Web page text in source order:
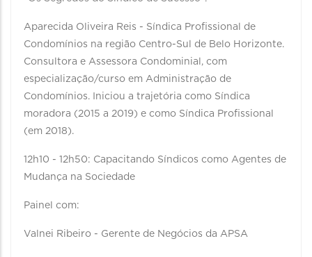
Aparecida Oliveira Reis - Síndica Profissional de
Condomínios na região Centro-Sul de Belo Horizonte.
Consultora e Assessora Condominial, com
especialização/curso em Administração de
Condomínios. Iniciou a trajetória como Síndica
moradora (2015 a 2019) e como Síndica Profissional
(em 2018).
12h10 - 12h50: Capacitando Síndicos como Agentes de
Mudança na Sociedade
Painel com:
Valnei Ribeiro - Gerente de Negócios da APSA